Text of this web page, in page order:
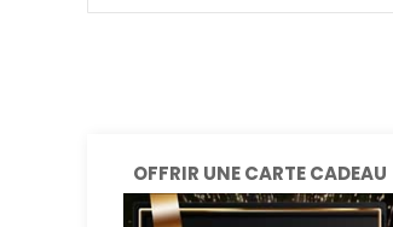
OFFRIR UNE CARTE CADEAU